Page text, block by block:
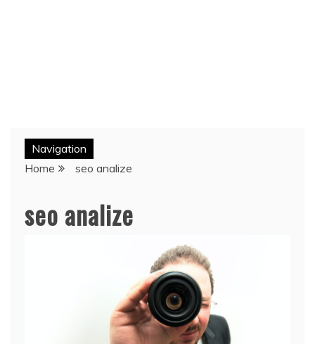
Navigation
Home
seo analize
seo analize